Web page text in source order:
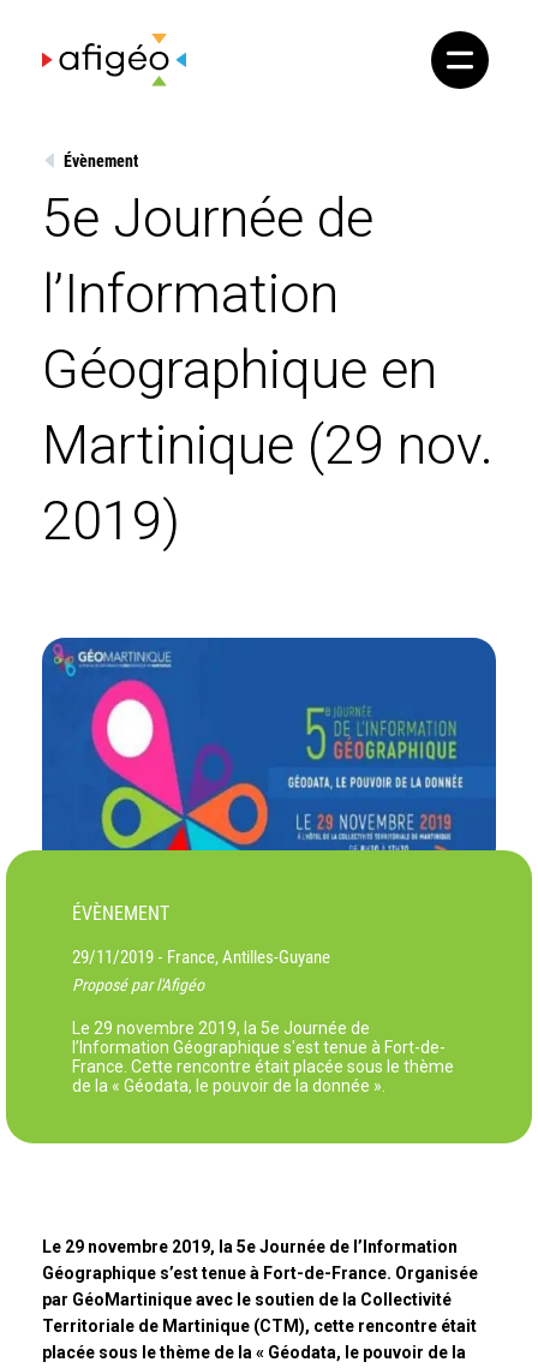
content
Évènement
5e Journée de
l’Information
Géographique en
Martinique (29 nov.
2019)
ÉVÈNEMENT
29/11/2019 - France, Antilles-Guyane
Proposé par l'Afigéo
Le 29 novembre 2019, la 5e Journée de
l’Information Géographique s'est tenue à Fort-de-
France. Cette rencontre était placée sous le thème
de la « Géodata, le pouvoir de la donnée ».
Le 29 novembre 2019, la 5e Journée de l’Information
Géographique s’est tenue à Fort-de-France. Organisée
par GéoMartinique avec le soutien de la Collectivité
Territoriale de Martinique (CTM), cette rencontre était
placée sous le thème de la « Géodata, le pouvoir de la